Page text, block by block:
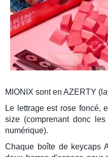
MIONIX sont en AZERTY
Le lettrage est rose foncé,
size (comprenant donc
numérique).
Chaque boîte de keycaps